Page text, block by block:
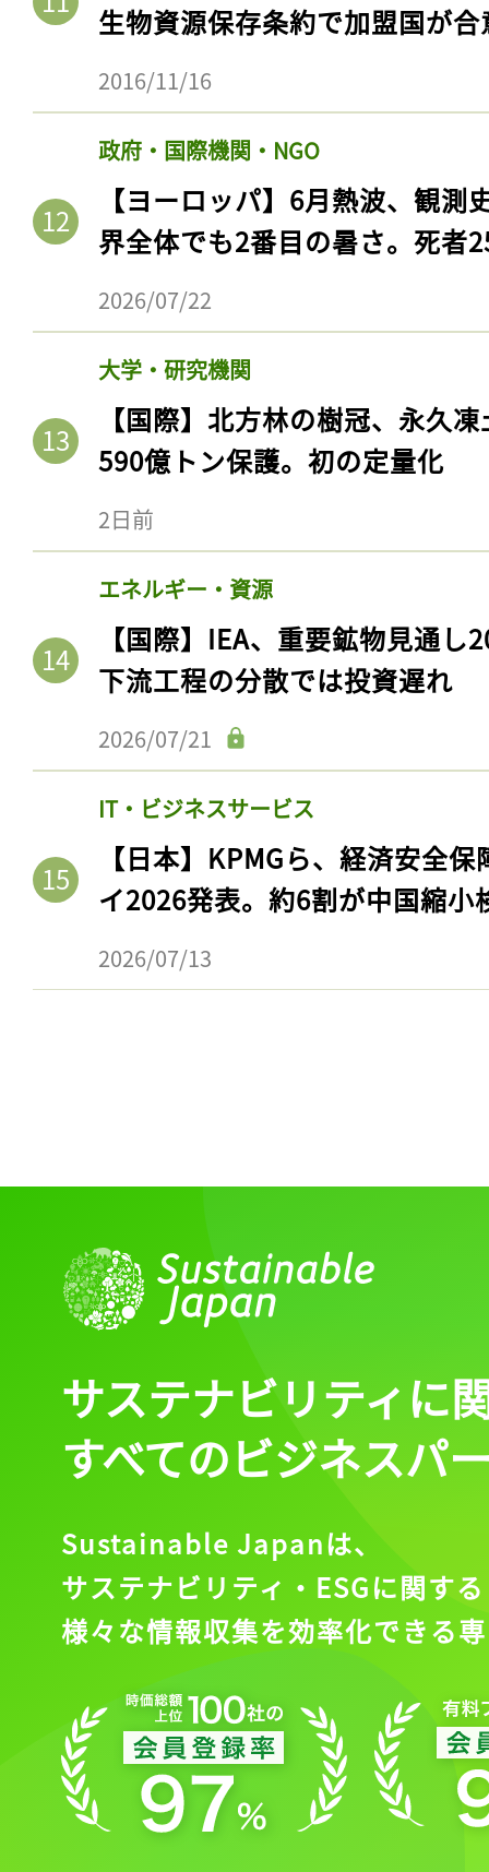
生物資源保存条約で加盟国が合
2016/11/16
政府・国際機関・NGO
【ヨーロッパ】6月熱波、観
界全体でも2番目の暑さ。死者
2026/07/22
大学・研究機関
【国際】北方林の樹冠、永久
590億トン保護。初の定量化
2日前
エネルギー・資源
【国際】IEA、重要鉱物見通
下流工程の分散では投資遅れ
2026/07/21
IT・ビジネスサービス
【日本】KPMGら、経済安全
イ2026発表。約6割が中国縮小
2026/07/13
サステナビリティに
すべてのビジネスパ
Sustainable Japanは、
サステナビリティ・ESGに関する
様々な情報収集を効率化できる